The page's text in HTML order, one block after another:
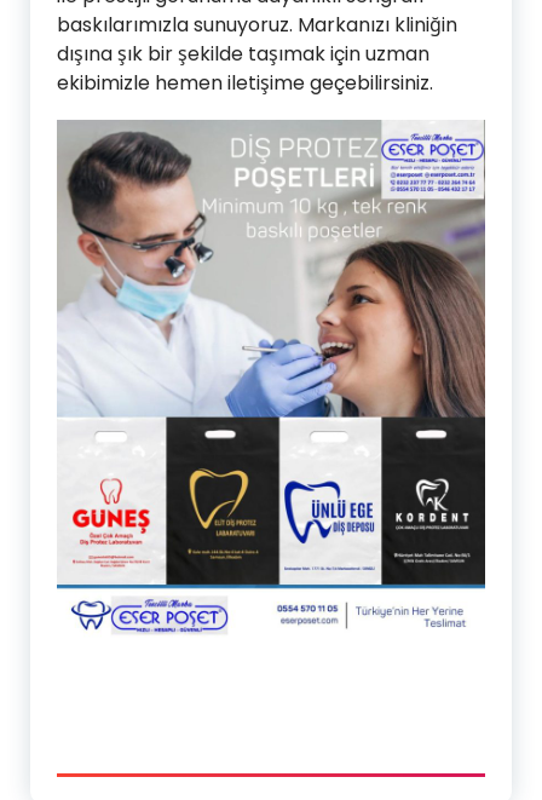
baskılarımızla sunuyoruz. Markanızı kliniğin
dışına şık bir şekilde taşımak için uzman
ekibimizle hemen iletişime geçebilirsiniz.